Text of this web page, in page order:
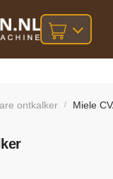
ontkalker / Miele